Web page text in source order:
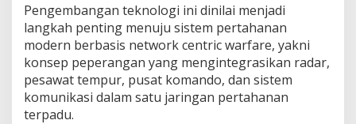
Pengembangan teknologi ini dinilai menjadi
langkah penting menuju sistem pertahanan
modern berbasis network centric warfare, yakni
konsep peperangan yang mengintegrasikan radar,
pesawat tempur, pusat komando, dan sistem
komunikasi dalam satu jaringan pertahanan
terpadu.